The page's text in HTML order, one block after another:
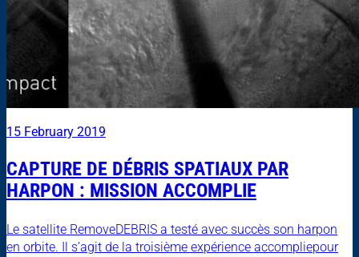
15 February 2019
CAPTURE DE DÉBRIS SPATIAUX PAR
HARPON : MISSION ACCOMPLIE
Le satellite RemoveDEBRIS a testé avec succès son harpon
en orbite. Il s’agit de la troisième expérience accompliepour